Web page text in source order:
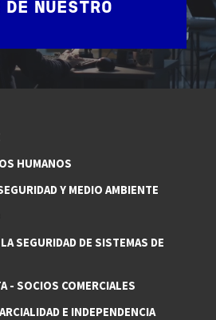
NUESTRO
HUMANOS
Y MEDIO AMBIENTE
SEGURIDAD DE SISTEMAS DE
- SOCIOS COMERCIALES
E INDEPENDENCIA